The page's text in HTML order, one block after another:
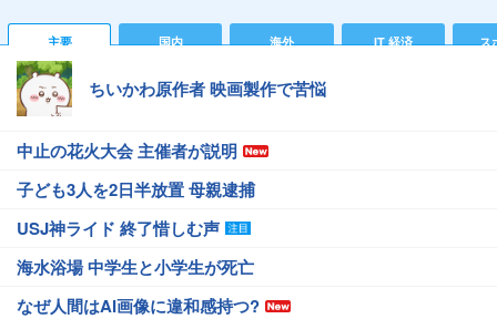
主要 国内 海外 IT 経済 ス
ちいかわ原作者 映画製作で苦悩
中止の花火大会 主催者が説明
子ども3人を2日半放置 母親逮捕
USJ神ライド 終了惜しむ声
海水浴場 中学生と小学生が死亡
なぜ人間はAI画像に違和感持つ?